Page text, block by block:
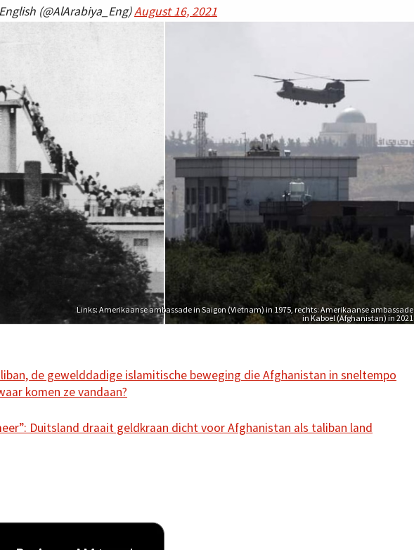
(@AlArabiya_Eng)August 16, 2021
Links: Amerikaanse ambassade in Saigon (Vietnam) in 1975, rechts: Amerikaanse ambassade
in Kaboel (Afghanistan) in 2021
de gewelddadige islamitische beweging die Afghanistan in sneltempo
komen ze vandaan?
Duitsland draait geldkraan dicht voor Afghanistan als taliban land